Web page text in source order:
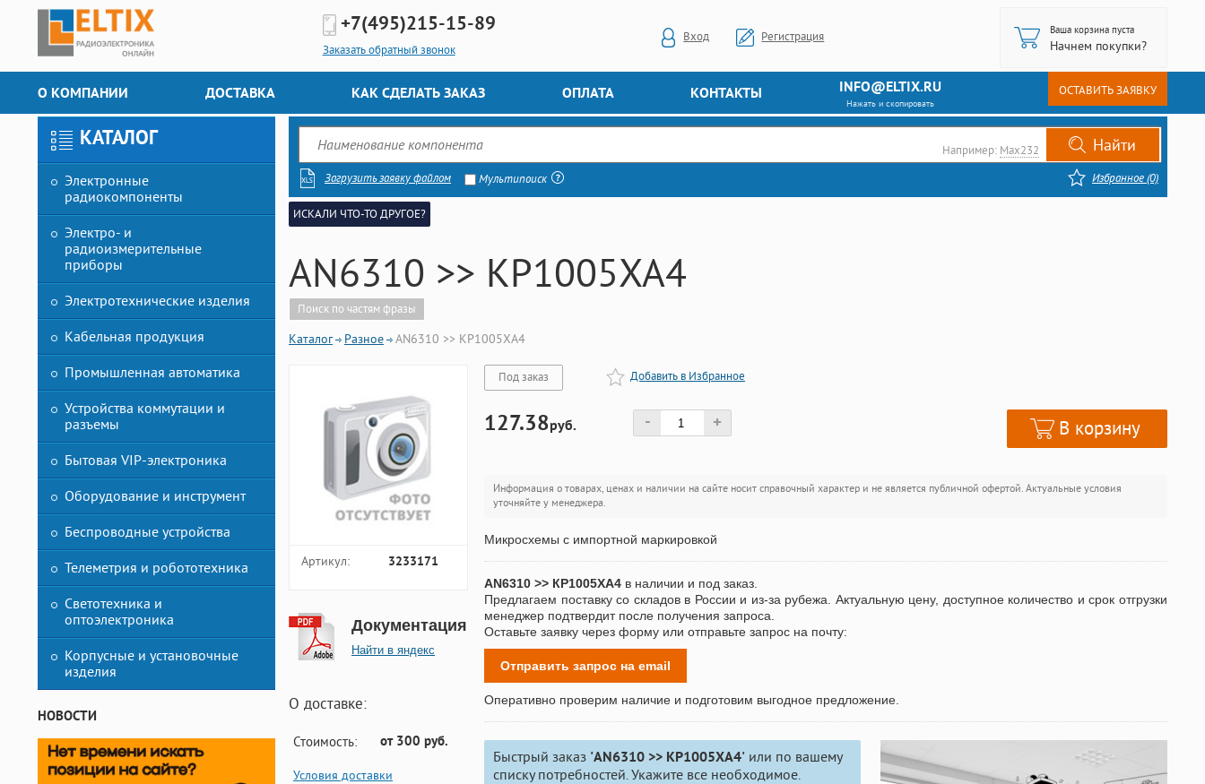
+7(495)215-15-89
Заказать обратный звонок
Вход Регистрация
Ваша корзина пуста
Начнем покупки?
О КОМПАНИИ ДОСТАВКА КАК СДЕЛАТЬ ЗАКАЗ ОПЛАТА КОНТАКТЫ INFO@ELTIX.RU
Нажать и скопировать
ОСТАВИТЬ ЗАЯВКУ
КАТАЛОГ
Электронные
радиокомпоненты
Электро- и
радиоизмерительные
приборы
Электротехнические изделия
Кабельная продукция
Промышленная автоматика
Устройства коммутации и
разъемы
Бытовая VIP-электроника
Оборудование и инструмент
Беспроводные устройства
Телеметрия и робототехника
Светотехника и
оптоэлектроника
Корпусные и установочные
изделия
НОВОСТИ
Например: Max232
Загрузить заявку файлом Мультипоиск Избранное (0)
ИСКАЛИ ЧТО-ТО ДРУГОЕ?
AN6310 >> КР1005ХА4
Поиск по частям фразы
Каталог Разное AN6310 >> КР1005ХА4
Под заказ Добавить в Избранное
127.38руб. - + В корзину
Информация о товарах, ценах и наличии на сайте носит справочный характер и не является публичной офертой. Актуальные условия
уточняйте у менеджера.
Микросхемы с импортной маркировкой
AN6310 >> КР1005ХА4 в наличии и под заказ.
Предлагаем поставку со складов в России и из-за рубежа. Актуальную цену, доступное количество и срок отгрузки
менеджер подтвердит после получения запроса.
Оставьте заявку через форму или отправьте запрос на почту:
Отправить запрос на email
Оперативно проверим наличие и подготовим выгодное предложение.
Быстрый заказ 'AN6310 >> КР1005ХА4' или по вашему
списку потребностей. Укажите все необходимое.
Артикул: 3233171
Документация
Найти в яндекс
О доставке:
Стоимость: от 300 руб.
Условия доставки